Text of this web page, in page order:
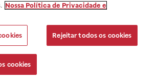
Nossa Política de Privacidade e
Rejeitar todos os cookies
cookies